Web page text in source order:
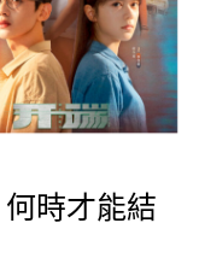
何時才能結